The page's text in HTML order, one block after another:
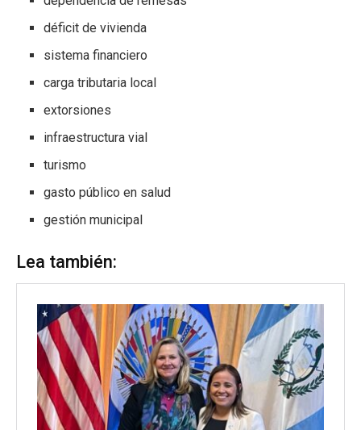
déficit de vivienda
sistema financiero
carga tributaria local
extorsiones
infraestructura vial
turismo
gasto público en salud
gestión municipal
Lea también: